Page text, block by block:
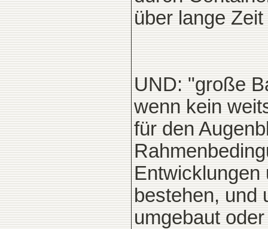
über lange
UND: "große
wenn kein
für den
Entwicklungen
bestehen, und
umgebaut